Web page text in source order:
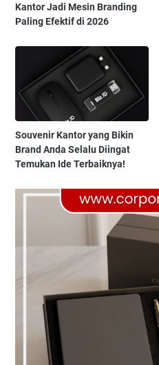
Kantor Jadi Mesin Branding
Paling Efektif di 2026
Souvenir Kantor yang Bikin
Brand Anda Selalu Diingat
Temukan Ide Terbaiknya!